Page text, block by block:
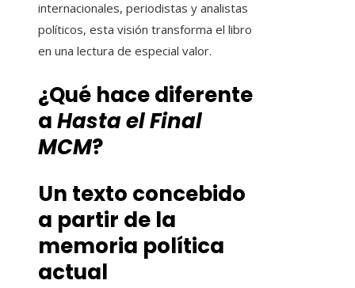
internacionales, periodistas y analistas
políticos, esta visión transforma el libro
en una lectura de especial valor.
¿Qué hace diferente
aHasta el Final
MCM?
Un texto concebido
a partir de la
memoria política
actual